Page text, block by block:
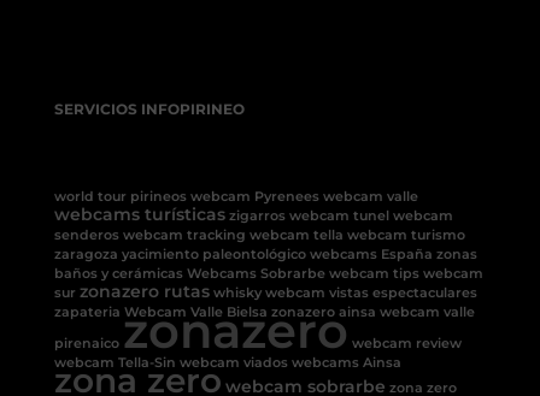
SERVICIOS INFOPIRINEO
world tour pirineos webcam Pyrenees webcam valle
webcams turísticas zigarros webcam tunel webcam
senderos webcam tracking webcam tella webcam turismo
zaragoza yacimiento paleontológico webcams España zonas
baños y cerámicas Webcams Sobrarbe webcam tips webcam
sur zonazero rutas whisky webcam vistas espectaculares
zapateria Webcam Valle Bielsa zonazero ainsa webcam valle
pirenaico zonazero webcam review
webcam Tella-Sin webcam viados webcams Ainsa
zona zero webcam sobrarbe zona zero